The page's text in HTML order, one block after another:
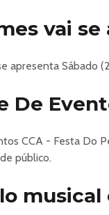
vai
apresenta Sábado
De
CCA - Festa Do
público.
musical